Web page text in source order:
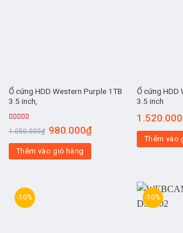
Ổ cứng HDD Western Purple 1TB
3.5 inch,
hạng5.005
1.050.000₫ 980.000₫
Thêm vào giỏ hàng
Ổ cứng HDD
3.5 inch
1.520.000
Thêm vào
-10% -10%